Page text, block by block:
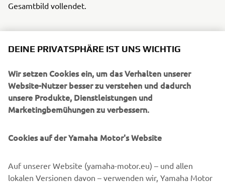
Gesamtbild vollendet.
erhöhten Bodenfreiheit (20 cm statt ursprünglich 14 cm),
für die Schalldämpfer und Auspuffkrümmer entsprechend
verlegt wurden. Der Edelstahl-Auspuff ist handgefertigt,
zwischen Schalldämpfer und Krümmer sitzt ein Akrapovič-
Auch Yamaha Originalzubehör findet sich an der Maschine
für Kupplung und Bremse, die Custom-Fußrasten und die
Seitenständererweiterung. Die wunderschön einfache,
DEINE PRIVATSPHÄRE IST UNS WICHTIG
Wir setzen Cookies ein, um das Verhalten unserer
Website-Nutzer besser zu verstehen und dadurch
unsere Produkte, Dienstleistungen und
Marketingbemühungen zu verbessern.
Cookies auf der Yamaha Motor's Website
Auf unserer Website (yamaha-motor.eu) – und allen
lokalen Versionen davon – verwenden wir, Yamaha Motor